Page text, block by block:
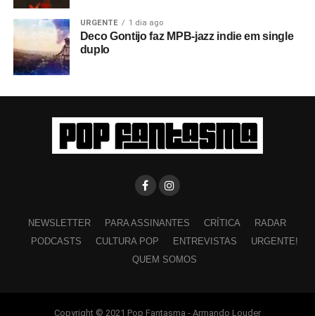
URGENTE 1 dia ago
Deco Gontijo faz MPB-jazz indie em single
duplo
NEWSLETTER PARA ASSINANTES CRÍTICA
RADAR
PODCASTS
CULTURA POP ENTREVISTAS
URGENTE!
QUEM SOMOS
Copyright © 2021 Pop Fantasma - Armando Louder